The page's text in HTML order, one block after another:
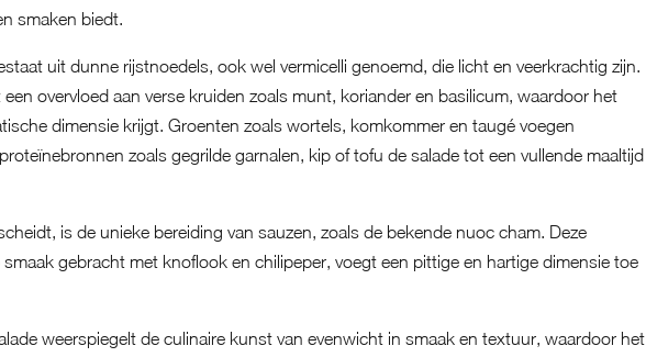
smaken biedt.
uit dunne rijstnoedels, ook wel vermicelli genoemd, die licht en veerkrachtig zijn.
overvloed aan verse kruiden zoals munt, koriander en basilicum, waardoor het
dimensie krijgt. Groenten zoals wortels, komkommer en taugé voegen
zoals gegrilde garnalen, kip of tofu de salade tot een vullende maaltijd
is de unieke bereiding van sauzen, zoals de bekende nuoc cham. Deze
gebracht met knoflook en chilipeper, voegt een pittige en hartige dimensie toe
weerspiegelt de culinaire kunst van evenwicht in smaak en textuur, waardoor het